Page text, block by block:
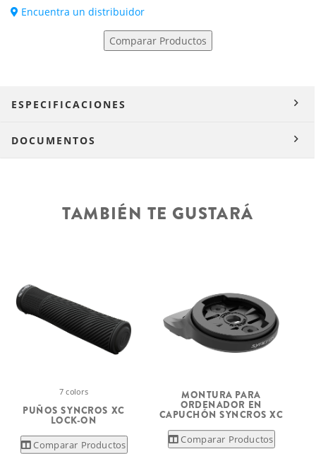
Encuentra un distribuidor
Comparar Productos
ESPECIFICACIONES
DOCUMENTOS
TAMBIÉN TE GUSTARÁ
7 colors
PUÑOS SYNCROS XC
LOCK-ON
Comparar Productos
MONTURA PARA
ORDENADOR EN
CAPUCHÓN SYNCROS XC
Comparar Productos